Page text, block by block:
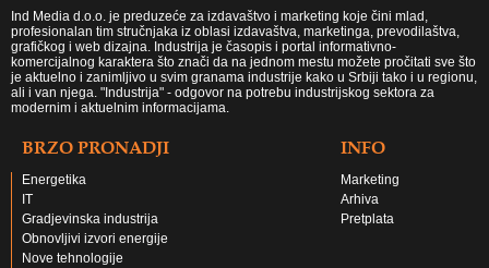
Ind Media d.o.o. je preduzeće za izdavaštvo i marketing koje čini mlad,
profesionalan tim stručnjaka iz oblasi izdavaštva, marketinga, prevodilaštva,
grafičkog i web dizajna. Industrija je časopis i portal informativno-
komercijalnog karaktera što znači da na jednom mestu možete pročitati sve što
je aktuelno i zanimljivo u svim granama industrije kako u Srbiji tako i u regionu,
ali i van njega. "Industrija" - odgovor na potrebu industrijskog sektora za
modernim i aktuelnim informacijama.
BRZO PRONADJI
Energetika
IT
Gradjevinska industrija
Obnovljivi izvori energije
Nove tehnologije
INFO
Marketing
Arhiva
Pretplata